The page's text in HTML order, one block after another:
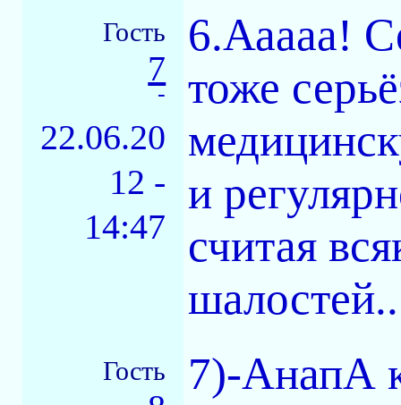
Гость
7
-
22.06.20
12 -
14:47
6.Ааааа!
тоже
и
считая
Гость
7)-АнапА